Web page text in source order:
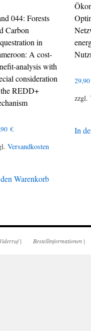
044: Forests
Carbon
in
A cost-
analysis with
consideration
REDD+
€
Versandkosten
Warenkorb
zzgl.
In
| Bestellinformationen |